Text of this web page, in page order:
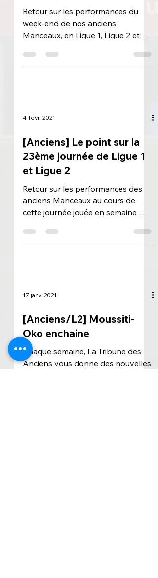
Retour sur les performances du
week-end de nos anciens
Manceaux, en Ligue 1, Ligue 2 et
toujours...
4 févr. 2021
[Anciens] Le point sur la
23ème journée de Ligue 1
et Ligue 2
Retour sur les performances des
anciens Manceaux au cours de
cette journée jouée en semaine
Pour la...
17 janv. 2021
[Anciens/L2] Moussiti-
Oko enchaine
Chaque semaine, La Tribune des
Anciens vous donne des nouvelles